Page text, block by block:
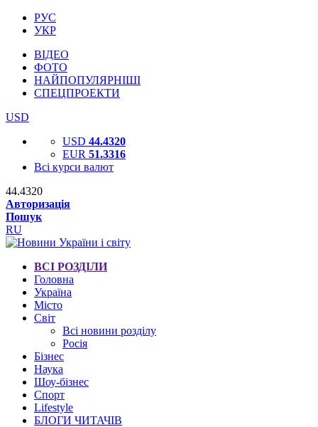
РУС
УКР
ВІДЕО
ФОТО
НАЙПОПУЛЯРНІШІ
СПЕЦПРОЕКТИ
USD
USD 44.4320
EUR 51.3316
Всі курси валют
44.4320
Авторизація
Пошук
RU
ВСІ РОЗДІЛИ
Головна
Україна
Місто
Світ
Всі новини розділу
Росія
Бізнес
Наука
Шоу-бізнес
Спорт
Lifestyle
БЛОГИ ЧИТАЧІВ